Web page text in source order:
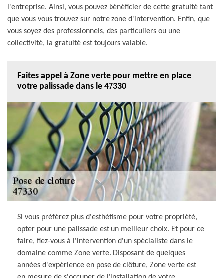
l'entreprise. Ainsi, vous pouvez bénéficier de cette gratuité tant
que vous vous trouvez sur notre zone d'intervention. Enfin, que
vous soyez des professionnels, des particuliers ou une
collectivité, la gratuité est toujours valable.
Faites appel à Zone verte pour mettre en place
votre palissade dans le 47330
Si vous préférez plus d'esthétisme pour votre propriété,
opter pour une palissade est un meilleur choix. Et pour ce
faire, fiez-vous à l'intervention d'un spécialiste dans le
domaine comme Zone verte. Disposant de quelques
années d'expérience en pose de clôture, Zone verte est